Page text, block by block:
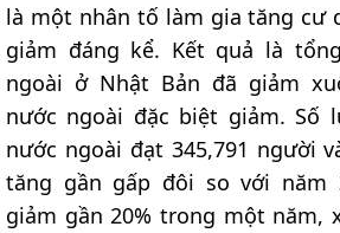
là một nhân tố làm gia tăng cư
giảm đáng kể. Kết quả là
ngoài ở Nhật Bản đã giảm
nước ngoài đặc biệt giảm. Số
nước ngoài đạt 345,791 người
tăng gần gấp đôi so với năm
giảm gần 20% trong một năm,